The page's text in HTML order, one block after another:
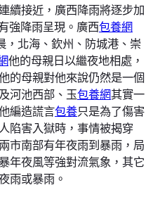
接近，廣西降雨將逐步加
強降雨呈現。廣西包養網
，北海、欽州、防城港、崇
他的母親日以繼夜地相處，
的母親對他來說仍然是一個
河池西部、玉包養網其實一
編造謊言包養只是為了傷害
陷害入獄時，事情被揭穿
市南部有年夜雨到暴雨，局
年夜風等強對流氣象，其它
雨或暴雨。